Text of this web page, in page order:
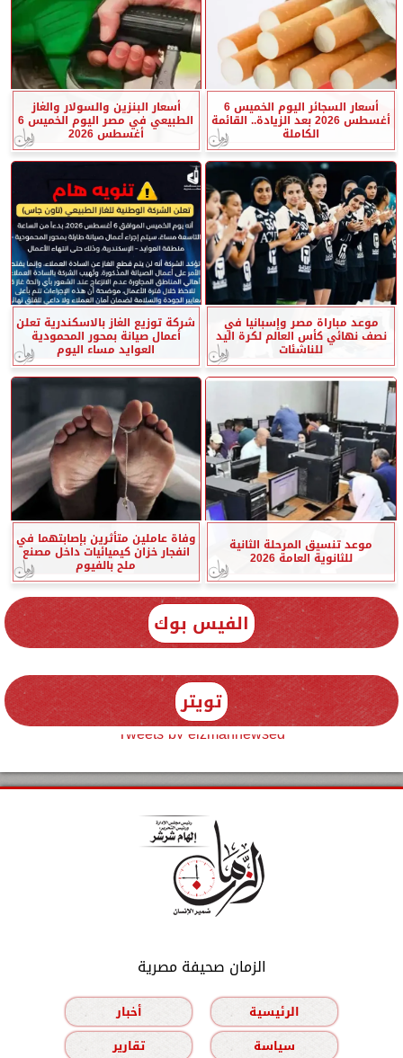
أسعار السجائر اليوم الخميس 6
أغسطس 2026 بعد الزيادة.. القائمة
الكاملة
أسعار البنزين والسولار والغاز
الطبيعي في مصر اليوم الخميس 6
أغسطس 2026
موعد مباراة مصر وإسبانيا في
نصف نهائي كأس العالم لكرة اليد
للناشئات
شركة توزيع الغاز بالاسكندرية تعلن
أعمال صيانة بمحور المحمودية
العوايد مساء اليوم
موعد تنسيق المرحلة الثانية
للثانوية العامة 2026
وفاة عاملين متأثرين بإصابتهما في
انفجار خزان كيميائيات داخل مصنع
ملح بالفيوم
الفيس بوك
تويتر
Tweets by elzmannewseg
الزمان صحيفة مصرية
الرئيسية
أخبار
سياسة
تقارير